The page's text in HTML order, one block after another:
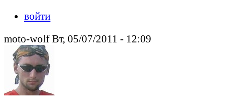
войти
moto-wolf Вт, 05/07/2011 - 12:09